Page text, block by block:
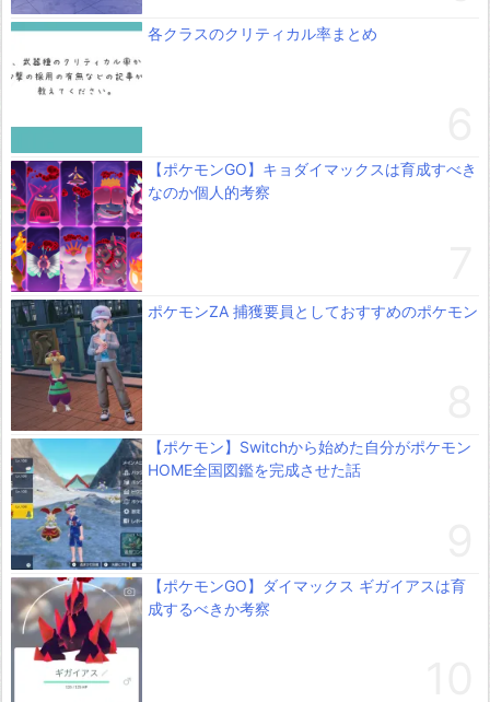
各クラスのクリティカル率まとめ
【ポケモンGO】キョダイマックスは育成すべき
なのか個人的考察
ポケモンZA 捕獲要員としておすすめのポケモン
【ポケモン】Switchから始めた自分がポケモン
HOME全国図鑑を完成させた話
【ポケモンGO】ダイマックス ギガイアスは育
成するべきか考察